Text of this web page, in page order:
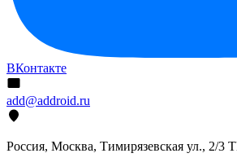
ВКонтакте
add@addroid.ru
Россия, Москва, Тимирязевская ул., 2/